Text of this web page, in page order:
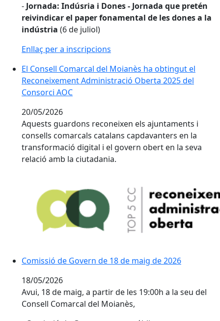
- Jornada: Indúsria i Dones - Jornada que pretén
reivindicar el paper fonamental de les dones a la
indústria (6 de juliol)
Enllaç per a inscripcions
El Consell Comarcal del Moianès ha obtingut el
Reconeixement Administració Oberta 2025 del
Consorci AOC
20/05/2026
Aquests guardons reconeixen els ajuntaments i
consells comarcals catalans capdavanters en la
transformació digital i el govern obert en la seva
relació amb la ciutadania.
Comissió de Govern de 18 de maig de 2026
18/05/2026
Avui, 18 de maig, a partir de les 19:00h a la seu del
Consell Comarcal del Moianès,